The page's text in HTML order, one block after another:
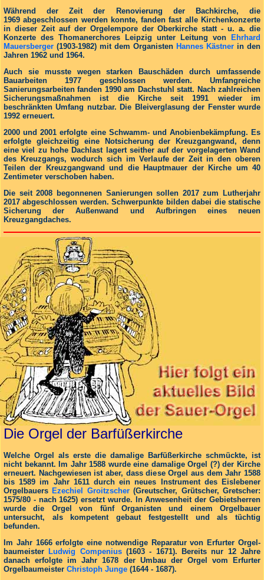
Während der Zeit der Renovierung der Bachkirche, die
1969 abgeschlossen werden konnte, fanden fast alle Kirchenkonzerte
in dieser Zeit auf der Orgelempore der Oberkirche statt - u. a. die
Konzerte des Thomanerchores Leipzig unter Leitung von
Ehrhard
Mauersberger (1903-1982) mit dem Organisten Hannes Kästner in den
Jahren 1962 und 1964.
Auch sie musste wegen starken Bauschäden durch umfassende
Bauarbeiten 1977 geschlossen werden. Umfangreiche
Sanierungsarbeiten fanden 1990 am Dachstuhl statt. Nach zahlreichen
Sicherungsmaßnahmen ist die Kirche seit 1991 wieder im
beschränkten Umfang nutzbar. Die Bleiverglasung der Fenster wurde
1992 erneuert.
2000 und 2001 erfolgte eine Schwamm- und Anobienbekämpfung. Es
erfolgte gleichzeitig eine Notsicherung der Kreuzgangwand, denn
eine viel zu hohe Dachlast lagert seither auf der vorgelagerten Wand
des Kreuzgangs, wodurch sich im Verlaufe der Zeit in den oberen
Teilen der Kreuzgangwand und die Hauptmauer der Kirche um 40
Zentimeter verschoben haben.
Die seit 2008 begonnenen Sanierungen sollen 2017 zum Lutherjahr
2017 abgeschlossen werden. Schwerpunkte bilden dabei die statische
Sicherung der Außenwand und Aufbringen eines neuen
Kreuzgangdaches.
Die Orgel der Barfüßerkirche
Welche Orgel als erste die damalige Barfüßerkirche schmückte, ist
nicht bekannt. Im Jahr 1588 wurde eine damalige Orgel (?) der Kirche
erneuert. Nachgewiesen ist aber, dass diese Orgel aus dem Jahr 1588
bis 1589 im Jahr 1611 durch ein neues Instrument des Eislebener
Orgelbauers Ezechiel Groitzscher(Greutscher, Grütscher, Gretscher:
1575/80 - nach 1625) ersetzt wurde. In Anwesenheit der Gebietsherren
wurde die Orgel von fünf Organisten und einem Orgelbauer
untersucht, als kompetent gebaut festgestellt und als tüchtig
befunden.
Im Jahr 1666 erfolgte eine notwendige Reparatur von Erfurter Orgel­
baumeister Ludwig Compenius(1603 - 1671). Bereits nur 12 Jahre
danach erfolgte im Jahr 1678 der Umbau der Orgel vom Erfurter
Orgelbaumeister Christoph Junge (1644 - 1687).